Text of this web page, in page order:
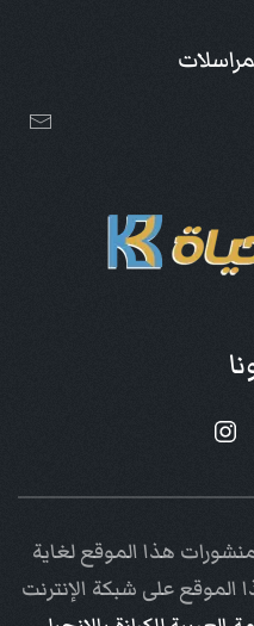
هذا الموقع لغاية
الموقع على شبكة الإنترنت